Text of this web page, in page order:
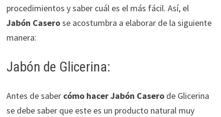
procedimientos y saber cuál es el más fácil. Así, el
Jabón Caserose acostumbra a elaborar de la siguiente
manera:
Jabón de Glicerina:
Antes de saber cómo hacer Jabón Caserode Glicerina
se debe saber que este es un producto natural muy